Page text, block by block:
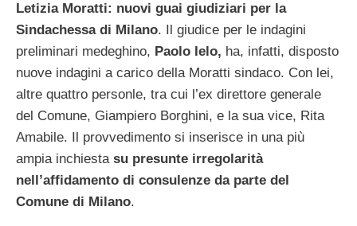
Letizia Moratti: nuovi guai giudiziari per la
Sindachessa di Milano. Il giudice per le indagini
preliminari medeghino, Paolo Ielo, ha, infatti, disposto
nuove indagini a carico della Moratti sindaco. Con lei,
altre quattro personle, tra cui l’ex direttore generale
del Comune, Giampiero Borghini, e la sua vice, Rita
Amabile. Il provvedimento si inserisce in una più
ampia inchiesta su presunte irregolarità
nell’affidamento di consulenze da parte del
Comune di Milano.